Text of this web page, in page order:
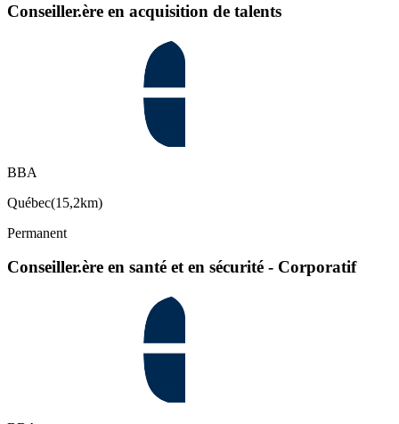
Conseiller.ère en acquisition de talents
BBA
Québec(15,2km)
Permanent
Conseiller.ère en santé et en sécurité - Corporatif